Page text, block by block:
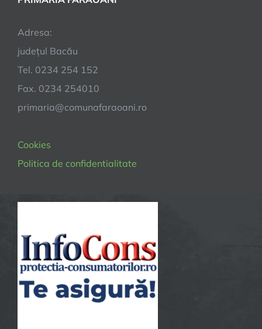
Adresa:
județul Bacău
Tel. 0234 254 152
Fax. 0234 254010
primaria@comunafaraoani.ro
Cookies
Politica de confidentialitate